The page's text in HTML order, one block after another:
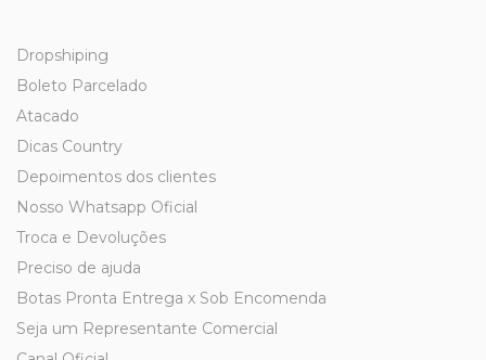
Dropshiping
Boleto Parcelado
Atacado
Dicas Country
Depoimentos dos clientes
Nosso Whatsapp Oficial
Troca e Devoluções
Preciso de ajuda
Botas Pronta Entrega x Sob Encomenda
Seja um Representante Comercial